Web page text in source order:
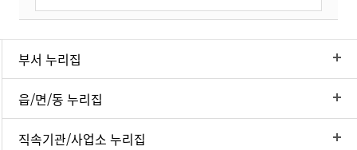
부서 누리집
읍/면/동 누리집
직속기관/사업소 누리집